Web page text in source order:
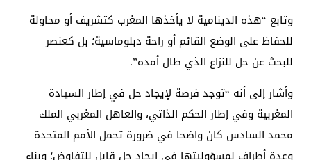
وتابع “هذه الدينامية لا يأخذها المغرب كتشريف أو محاولة
للحفاظ على الوضع القائم أو راحة دبلوماسية؛ بل كعنصر
للبحث عن حل للنزاع الذي طال أمده”.
وأشار إلى أنه “توجد فرصة لإيجاد حل في إطار السيادة
المغربية وفي إطار الحكم الذاتي، والعاهل المغربي الملك
محمد السادس كان واضحا في ضرورة تحمل الأمم المتحدة
وعدة أطراف لمسؤوليتها في إيجاد حل قابل للتفاوض؛ وبناء